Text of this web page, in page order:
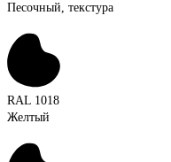
Песочный, текстура
RAL 1018
Желтый